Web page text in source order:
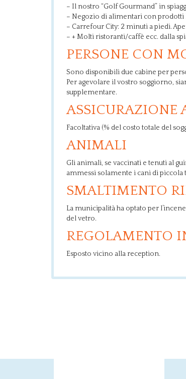
– Il nostro “Golf Gourmand” in
– Negozio di alimentari con prodotti
– Carrefour City: 2 minuti a piedi.
– + Molti ristoranti/caffè ecc. dalla
PERSONE CON
Sono disponibili due cabine per
Per agevolare il vostro soggiorno,
supplementare.
ASSICURAZIONE
Facoltativa (% del costo totale del
ANIMALI
Gli animali, se vaccinati e tenuti al
ammessi solamente i cani di piccola
SMALTIMENTO
La municipalità ha optato per
del vetro.
REGOLAMENTO
Esposto vicino alla reception.